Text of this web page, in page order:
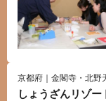
京都府｜金閣寺・北野
しょうざんリゾー